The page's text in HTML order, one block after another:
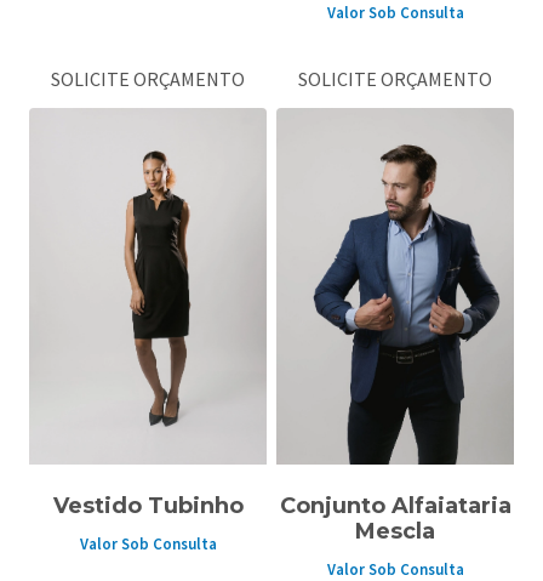
SOLICITE ORÇAMENTO
Valor Sob Consulta
SOLICITE ORÇAMENTO
Vestido Tubinho
Valor Sob Consulta
Conjunto Alfaiataria
Mescla
Valor Sob Consulta